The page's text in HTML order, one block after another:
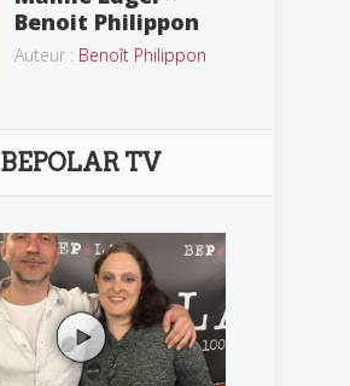
Benoit Philippon
Auteur : Benoît Philippon
BEPOLAR TV